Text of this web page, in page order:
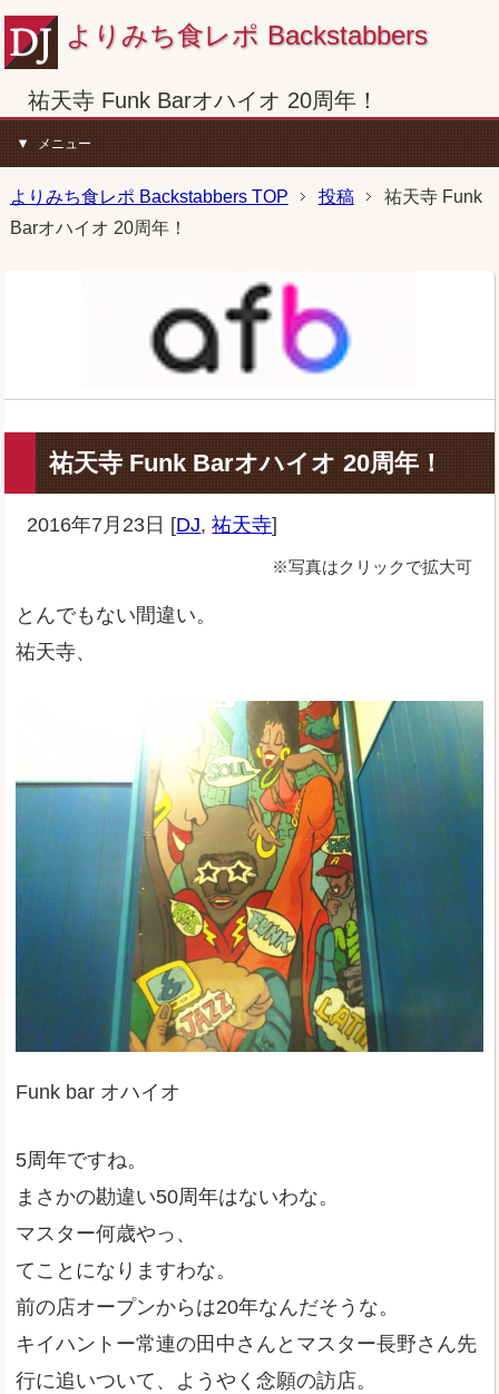
よりみち食レポ Backstabbers
祐天寺 Funk Barオハイオ 20周年！
メニュー
よりみち食レポ Backstabbers TOP 投稿
祐天寺 Funk
Barオハイオ 20周年！
祐天寺 Funk Barオハイオ 20周年！
2016年7月23日 [DJ,祐天寺]
※写真はクリックで拡大可
とんでもない間違い。
祐天寺、
Funk bar オハイオ
5周年ですね。
まさかの勘違い50周年はないわな。
マスター何歳やっ、
てことになりますわな。
前の店オープンからは20年なんだそうな。
キイハントー常連の田中さんとマスター長野さん先
行に追いついて、ようやく念願の訪店。